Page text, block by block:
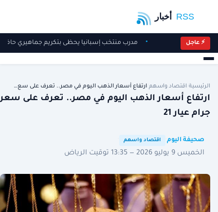
⚡ عاجل مدرب منتخب إسبانيا يحظى بتكريم جماهيري
الرئيسية اقتصاد واسهم ارتفاع أسعار الذهب اليوم في مصر.. تعرف على سع…
ارتفاع أسعار الذهب اليوم في مصر.. تعرف على سعر
جرام عيار 21
صحيفة اليوم اقتصاد واسهم
الخميس 9 يوليو 2026 — 13:35 توقيت الرياض